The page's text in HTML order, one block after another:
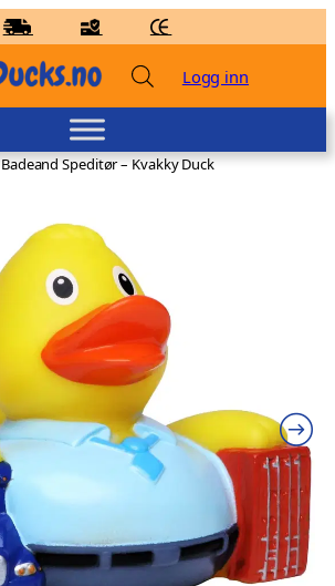
Brannmann – Kvakky Duck
159,00
Logg inn
Speditør – Kvakky Duck